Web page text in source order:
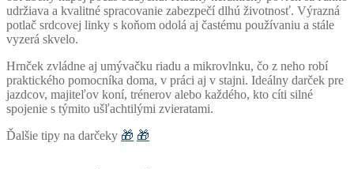
udržiava a kvalitné spracovanie zabezpečí dlhú životnosť. Výrazná
potlač srdcovej linky s koňom odolá aj častému používaniu a stále
vyzerá skvelo.
Hrnček zvládne aj umývačku riadu a mikrovlnku, čo z neho robí
praktického pomocníka doma, v práci aj v stajni. Ideálny darček pre
jazdcov, majiteľov koní, trénerov alebo každého, kto cíti silné
spojenie s týmito ušľachtilými zvieratami.
Ďalšie tipy na darčeky 🎁 🎁